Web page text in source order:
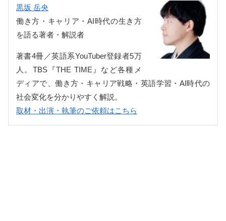
黒坂 岳央
働き方・キャリア・AI時代の生き方
を語る著者・解説者
著書4冊／英語系YouTuber登録者5万
人。TBS『THE TIME』など各種メ
ディアで、働き方・キャリア戦略・英語学習・AI時代の
社会変化を分かりやすく解説。
取材・出演・執筆のご依頼はこちら